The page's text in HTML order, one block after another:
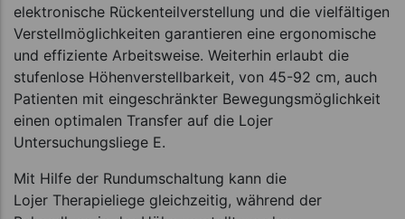
elektronische Rückenteilverstellung und die vielfältigen
Verstellmöglichkeiten garantieren eine ergonomische
und effiziente Arbeitsweise. Weiterhin erlaubt die
stufenlose Höhenverstellbarkeit, von 45-92 cm, auch
Patienten mit eingeschränkter Bewegungsmöglichkeit
einen optimalen Transfer auf die Lojer
Untersuchungsliege E.
Mit Hilfe der Rundumschaltung kann die
Lojer Therapieliege gleichzeitig, während der